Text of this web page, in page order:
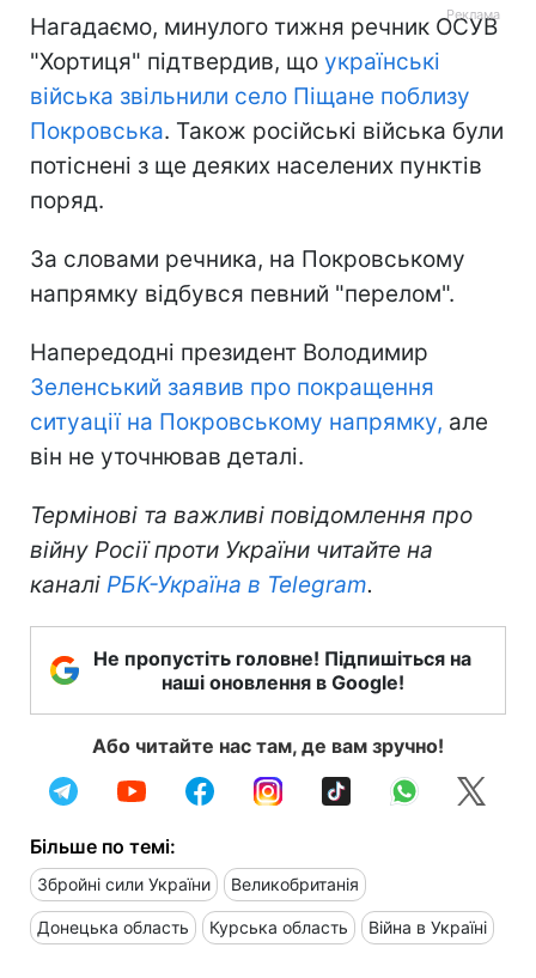
Нагадаємо, минулого тижня речник ОСУВ
"Хортиця" підтвердив, що українські
війська звільнили село Піщане поблизу
Покровська. Також російські війська були
потіснені з ще деяких населених пунктів
поряд.
За словами речника, на Покровському
напрямку відбувся певний "перелом".
Напередодні президент Володимир
Зеленський заявив про покращення
ситуації на Покровському напрямку, але
він не уточнював деталі.
Термінові та важливі повідомлення про
війну Росії проти України читайте на
каналі РБК-Україна в Telegram.
Не пропустіть головне! Підпишіться на
наші оновлення в Google!
Або читайте нас там, де вам зручно!
Більше по темі:
Збройні сили України Великобританія
Донецька область Курська область Війна в Україні